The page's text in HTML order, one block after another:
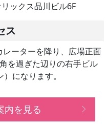
ックス品川ビル6F
ス
レーターを降り、広場正面
を過ぎた辺りの右手ビル
）になります。
内を見る